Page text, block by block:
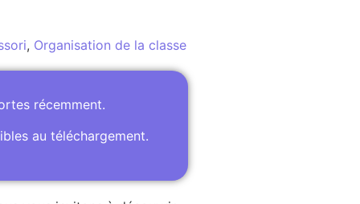
, Organisation de la classe
récemment.
au téléchargement.